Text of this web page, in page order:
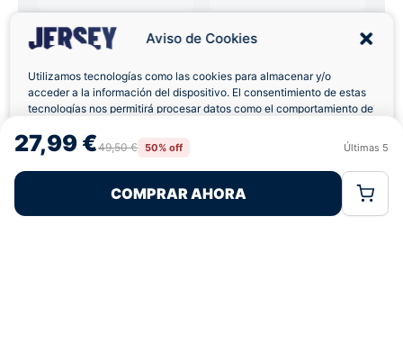
Aviso de Cookies
Utilizamos tecnologías como las cookies para almacenar y/o
acceder a la información del dispositivo. El consentimiento de estas
tecnologías nos permitirá procesar datos como el comportamiento de
retirar el consentimiento, puede afectar negativamente a ciertas
características y funciones.
Rechazar
Política de CookiesPolítica de Privacidad
27,99 €49,50 € 50% off Últimas 5
COMPRAR AHORA
verificadas
¿Tienes dudas con la talla o el envío?